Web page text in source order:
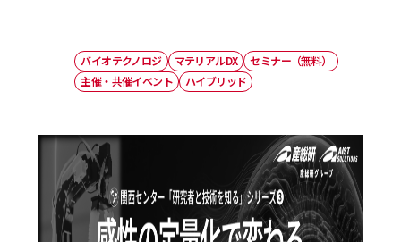
バイオテクノロジ マテリアルDX
セミナー（無料）
主催・共催イベント
ハイブリッド